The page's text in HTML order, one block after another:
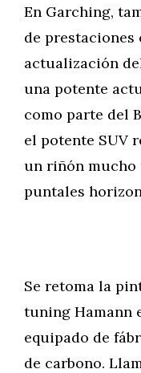
En Garching,
de prestaciones
actualización
una potente
como parte del
el potente SUV
un riñón mucho
puntales
Se retoma la
tuning Hamann
equipado de
de carbono.